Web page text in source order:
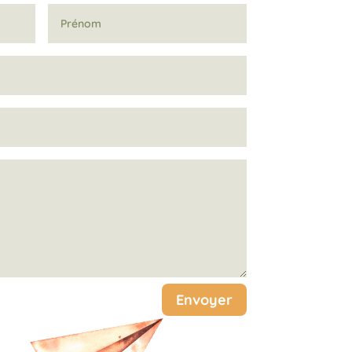
Envoyer